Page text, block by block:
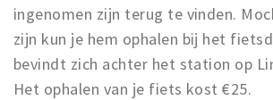
ingenomen zijn terug te vinden.
zijn kun je hem ophalen bij het
bevindt zich achter het station op
Het ophalen van je fiets kost €25.